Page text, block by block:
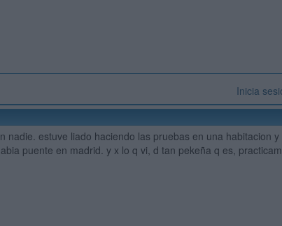
Inicia
nadie. estuve liado haciendo las pruebas en una habitacion
puente en madrid. y x lo q vi, d tan pekeña q es,